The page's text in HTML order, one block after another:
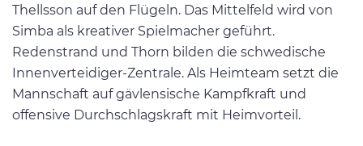
Thellsson auf den Flügeln. Das Mittelfeld wird von
Simba als kreativer Spielmacher geführt.
Redenstrand und Thorn bilden die schwedische
Innenverteidiger-Zentrale. Als Heimteam setzt die
Mannschaft auf gävlensische Kampfkraft und
offensive Durchschlagskraft mit Heimvorteil.